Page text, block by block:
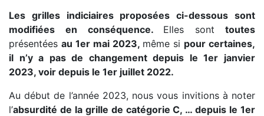
Les grilles indiciaires proposées ci-dessous sont
modifiées en conséquence. Elles sont toutes
présentées au 1er mai 2023, même si pour certaines,
il n’y a pas de changement depuis le 1er janvier
2023, voir depuis le 1er juillet 2022.
Au début de l’année 2023, nous vous invitions à noter
l’absurdité de la grille de catégorie C, … depuis le 1er